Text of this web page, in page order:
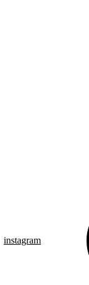
instagram